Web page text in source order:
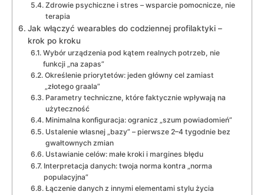
Zdrowie psychiczne i stres – wsparcie pomocnicze, nie
terapia
Jak włączyć wearables do codziennej profilaktyki –
krok po kroku
Wybór urządzenia pod kątem realnych potrzeb, nie
funkcji „na zapas”
Określenie priorytetów: jeden główny cel zamiast
„złotego graala”
Parametry techniczne, które faktycznie wpływają na
użyteczność
Minimalna konfiguracja: ogranicz „szum powiadomień”
Ustalenie własnej „bazy” – pierwsze 2–4 tygodnie bez
gwałtownych zmian
Ustawianie celów: małe kroki i margines błędu
Interpretacja danych: twoja norma kontra „norma
populacyjna”
Łączenie danych z innymi elementami stylu życia